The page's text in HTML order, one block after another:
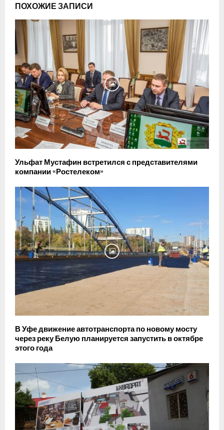
ПОХОЖИЕ ЗАПИСИ
Ульфат Мустафин встретился с представителями
компании «Ростелеком»
В Уфе движение автотранспорта по новому мосту
через реку Белую планируется запустить в октябре
этого года